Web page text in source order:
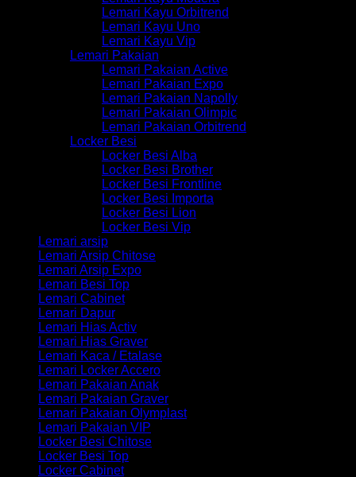
Lemari Kayu Orbitrend
Lemari Kayu Uno
Lemari Kayu Vip
Lemari Pakaian
Lemari Pakaian Active
Lemari Pakaian Expo
Lemari Pakaian Napolly
Lemari Pakaian Olimpic
Lemari Pakaian Orbitrend
Locker Besi
Locker Besi Alba
Locker Besi Brother
Locker Besi Frontline
Locker Besi Importa
Locker Besi Lion
Locker Besi Vip
Lemari arsip
Lemari Arsip Chitose
Lemari Arsip Expo
Lemari Besi Top
Lemari Cabinet
Lemari Dapur
Lemari Hias Activ
Lemari Hias Graver
Lemari Kaca / Etalase
Lemari Locker Accero
Lemari Pakaian Anak
Lemari Pakaian Graver
Lemari Pakaian Olymplast
Lemari Pakaian VIP
Locker Besi Chitose
Locker Besi Top
Locker Cabinet